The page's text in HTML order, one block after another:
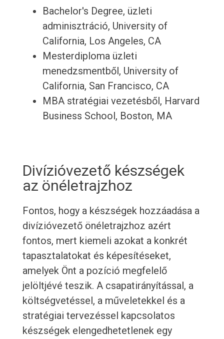
Bachelor's Degree, üzleti
adminisztráció, University of
California, Los Angeles, CA
Mesterdiploma üzleti
menedzsmentből, University of
California, San Francisco, CA
MBA stratégiai vezetésből, Harvard
Business School, Boston, MA
Divízióvezető készségek
az önéletrajzhoz
Fontos, hogy a készségek hozzáadása a
divízióvezető önéletrajzhoz azért
fontos, mert kiemeli azokat a konkrét
tapasztalatokat és képesítéseket,
amelyek Önt a pozíció megfelelő
jelöltjévé teszik. A csapatirányítással, a
költségvetéssel, a műveletekkel és a
stratégiai tervezéssel kapcsolatos
készségek elengedhetetlenek egy